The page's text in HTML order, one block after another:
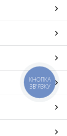
КНОПКА
ЗВ'ЯЗКУ